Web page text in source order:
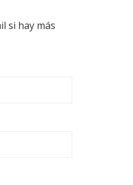
si hay más